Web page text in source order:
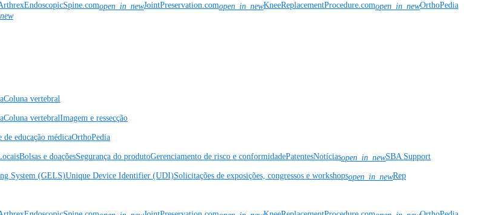
open_in_newJointPreservation.comopen_in_newKneeReplacementProcedure.comopen_in_newOrthoPedia
Coluna vertebral
Coluna vertebralImagem e ressecção
de educação médicaOrthoPedia
Bolsas e doaçõesSegurança do produtoGerenciamento de risco e conformidadePatentesNotíciasopen_in_newSBA Support
System (GELS)Unique Device Identifier (UDI)Solicitações de exposições, congressos e workshopsopen_in_newRep